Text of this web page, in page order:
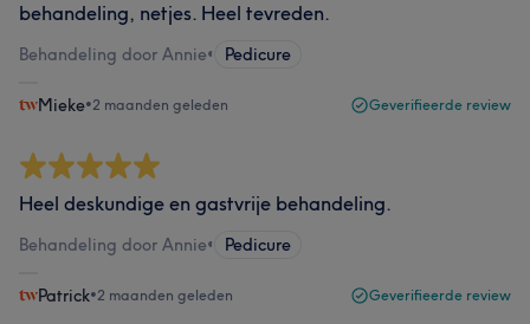
behandeling, netjes. Heel tevreden.
Behandeling door Annie• Pedicure
Mieke•2 maanden geleden Geverifieerde review
Heel deskundige en gastvrije behandeling.
Behandeling door Annie• Pedicure
Patrick•2 maanden geleden Geverifieerde review